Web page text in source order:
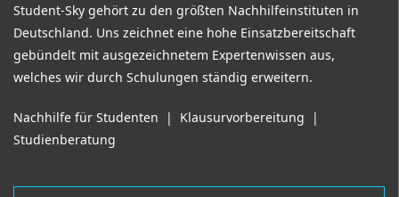
Student-Sky gehört zu den größten Nachhilfeinstituten in
Deutschland. Uns zeichnet eine hohe Einsatzbereitschaft
gebündelt mit ausgezeichnetem Expertenwissen aus,
welches wir durch Schulungen ständig erweitern.
Nachhilfe für Studenten | Klausurvorbereitung
|
Studienberatung